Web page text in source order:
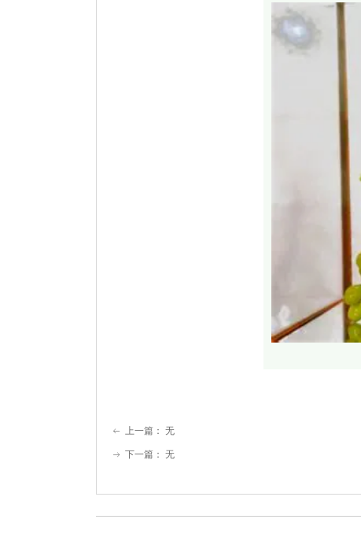
ꂃ 上一篇： 无
ꁹ 下一篇： 无